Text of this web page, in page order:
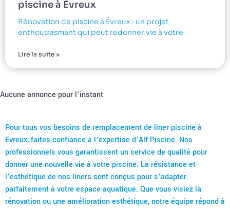
piscine à Évreux
Rénovation de piscine à Évreux : un projet
enthousiasmant qui peut redonner vie à votre
Lire la suite »
Aucune annonce pour l'instant
Pour tous vos besoins de remplacement de liner piscine à
Evreux, faites confiance à l’expertise d’Alf Piscine. Nos
professionnels vous garantissent un service de qualité pour
donner une nouvelle vie à votre piscine. La résistance et
l’esthétique de nos liners sont conçus pour s’adapter
parfaitement à votre espace aquatique. Que vous visiez la
rénovation ou une amélioration esthétique, notre équipe répond à